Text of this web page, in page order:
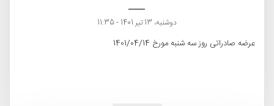
دوشنبه، 13 تیر 1401 - 11:35
عرضه صادراتی روز سه شنبه مورخ 1401/04/14